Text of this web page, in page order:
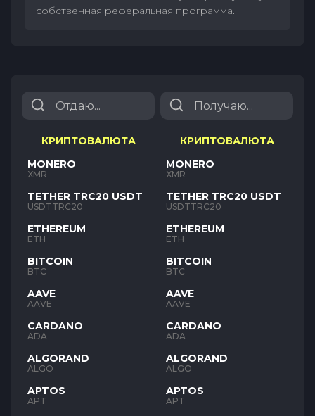
собственная реферальная программа.
КРИПТОВАЛЮТА
MONERO
XMR
TETHER TRC20 USDT
USDTTRC20
ETHEREUM
ETH
BITCOIN
BTC
AAVE
AAVE
CARDANO
ADA
ALGORAND
ALGO
APTOS
APT
КРИПТОВАЛЮТА
MONERO
XMR
TETHER TRC20 USDT
USDTTRC20
ETHEREUM
ETH
BITCOIN
BTC
AAVE
AAVE
CARDANO
ADA
ALGORAND
ALGO
APTOS
APT